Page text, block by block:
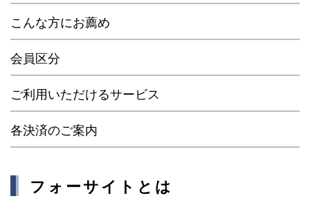
こんな方にお薦め
会員区分
ご利用いただけるサービス
各決済のご案内
フォーサイトとは